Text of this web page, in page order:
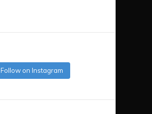
Follow on Instagram